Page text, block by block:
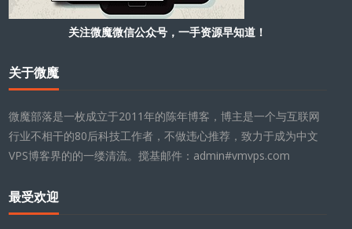
关注微魔微信公众号，一手资源早知道！
关于微魔
微魔部落是一枚成立于2011年的陈年博客，博主是一个与互联网
行业不相干的80后科技工作者，不做违心推荐，致力于成为中文
VPS博客界的的一缕清流。搅基邮件：admin#vmvps.com
最受欢迎